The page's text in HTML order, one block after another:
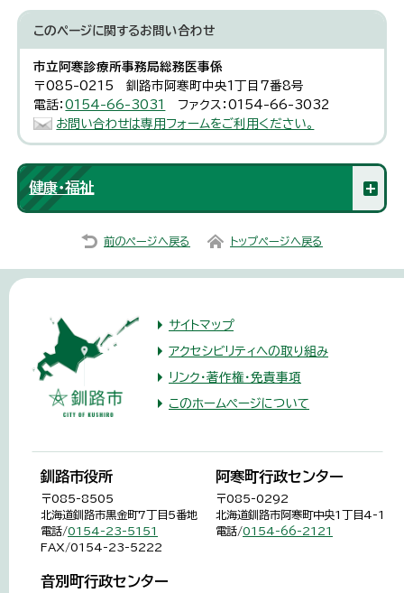
このページに関するお問い合わせ
市立阿寒診療所事務局総務医事係
〒085-0215 釧路市阿寒町中央1丁目7番8号
電話：0154-66-3031
ファクス：0154-66-3032
お問い合わせは専用フォームをご利用ください。
健康・福祉
前のページへ戻る トップページへ戻る
サイトマップ
アクセシビリティへの取り組み
リンク・著作権・免責事項
このホームページについて
釧路市役所
〒085-8505
北海道釧路市黒金町7丁目5番地
電話/0154-23-5151
FAX/0154-23-5222
阿寒町行政センター
〒085-0292
北海道釧路市阿寒町中央1丁目4-1
電話/0154-66-2121
音別町行政センター